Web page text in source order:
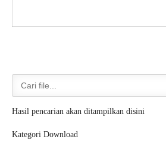
Hasil pencarian akan ditampilkan disini
Kategori Download